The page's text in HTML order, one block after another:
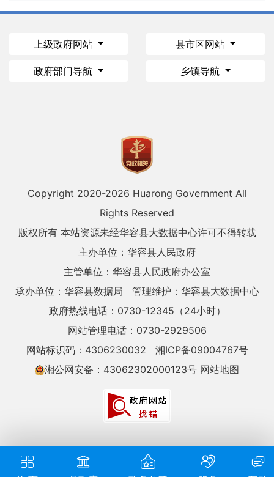
上级政府网站 县市区网站
政府部门导航 乡镇导航
Copyright 2020-2026 Huarong Government All
Rights Reserved
版权所有 本站资源未经华容县大数据中心许可不得转载
主办单位：华容县人民政府
主管单位：华容县人民政府办公室
承办单位：华容县数据局
管理维护：华容县大数据中心
政府热线电话：0730-12345（24小时）
网站管理电话：0730-2929506
网站标识码：4306230032
湘ICP备09004767号
湘公网安备：43062302000123号 网站地图